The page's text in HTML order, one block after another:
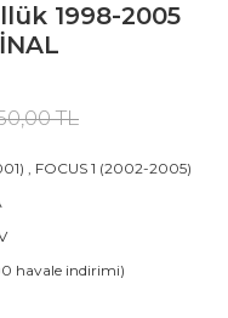
1998-2005
TL
, FOCUS 1 (2002-2005)
havale indirimi)